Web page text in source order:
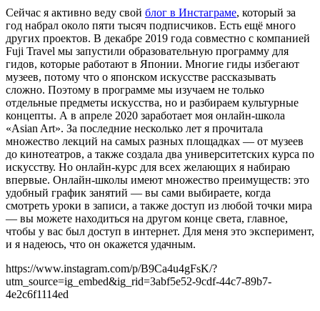
Сейчас я активно веду свой блог в Инстаграме, который за
год набрал около пяти тысяч подписчиков. Есть ещё много
других проектов. В декабре 2019 года совместно с компанией
Fuji Travel мы запустили образовательную программу для
гидов, которые работают в Японии. Многие гиды избегают
музеев, потому что о японском искусстве рассказывать
сложно. Поэтому в программе мы изучаем не только
отдельные предметы искусства, но и разбираем культурные
концепты. А в апреле 2020 заработает моя онлайн-школа
«Asian Art». За последние несколько лет я прочитала
множество лекций на самых разных площадках — от музеев
до кинотеатров, а также создала два университетских курса по
искусству. Но онлайн-курс для всех желающих я набираю
впервые. Онлайн-школы имеют множество преимуществ: это
удобный график занятий — вы сами выбираете, когда
смотреть уроки в записи, а также доступ из любой точки мира
— вы можете находиться на другом конце света, главное,
чтобы у вас был доступ в интернет. Для меня это эксперимент,
и я надеюсь, что он окажется удачным.
https://www.instagram.com/p/B9Ca4u4gFsK/?
utm_source=ig_embed&ig_rid=3abf5e52-9cdf-44c7-89b7-
4e2c6f1114ed